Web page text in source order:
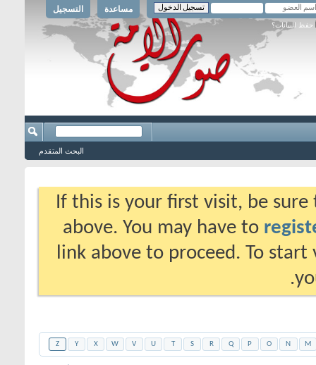
التسجيل مساعدة
حفظ البيانات؟
البحث المتقدم
If this is your first visit, be
above. You may have to
link above to proceed. To
M
N
O
P
Q
R
S
T
U
V
W
X
Y
Z